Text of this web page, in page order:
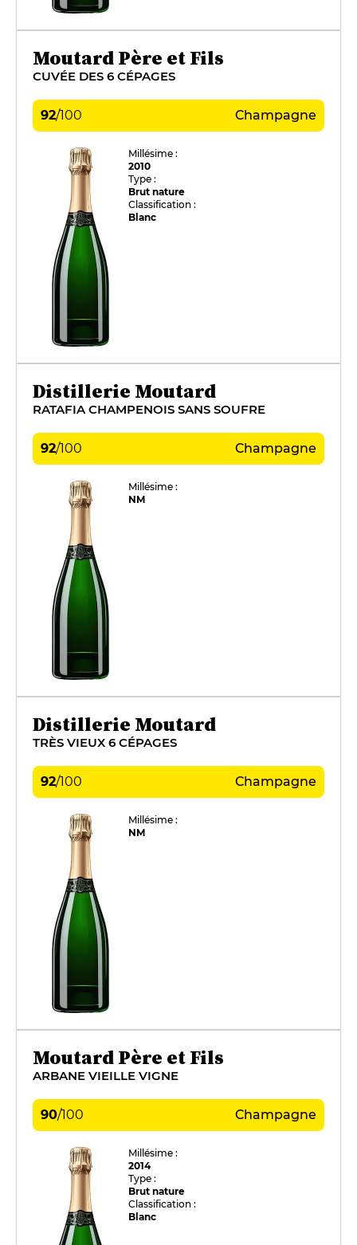
Moutard Père et Fils
CUVÉE DES 6 CÉPAGES
92/100 Champagne
Millésime :
2010
Type :
Brut nature
Classification :
Blanc
Distillerie Moutard
RATAFIA CHAMPENOIS SANS SOUFRE
92/100 Champagne
Millésime :
NM
Distillerie Moutard
TRÈS VIEUX 6 CÉPAGES
92/100 Champagne
Millésime :
NM
Moutard Père et Fils
ARBANE VIEILLE VIGNE
90/100 Champagne
Millésime :
2014
Type :
Brut nature
Classification :
Blanc